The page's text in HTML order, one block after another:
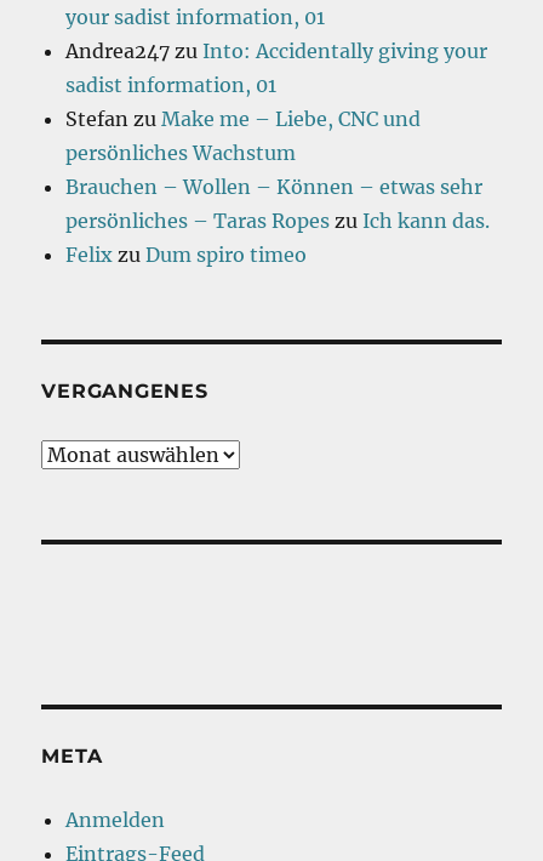
your sadist information, 01
Andrea247 zuInto: Accidentally giving your
sadist information, 01
Stefan zuMake me – Liebe, CNC und
persönliches Wachstum
Brauchen – Wollen – Können – etwas sehr
persönliches – Taras Ropes zuIch kann das.
Felix zuDum spiro timeo
VERGANGENES
Vergangenes
META
Anmelden
Eintrags-Feed